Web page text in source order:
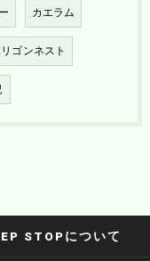
カエラム
ゴンネスト
STOPについて